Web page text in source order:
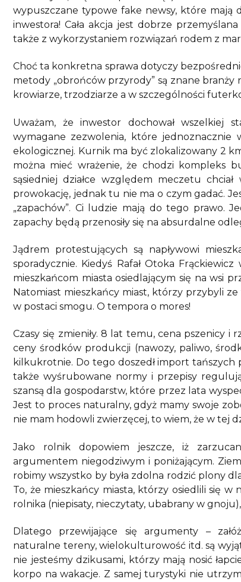
wypuszczane typowe fake newsy, które mają
inwestora! Cała akcja jest dobrze
także z wykorzystaniem rozwiązań rodem z
Choć ta konkretna sprawa dotyczy
metody „obrońców przyrody” są znane branży
krowiarze, trzodziarze a w szczególności
Uważam, że inwestor dochował wszelkiej
wymagane zezwolenia, które
ekologicznej. Kurnik ma być zlokalizowany 2
można mieć wrażenie, że chodzi kompleks
sąsiedniej działce względem meczetu
prowokację, jednak tu nie ma o czym gadać.
„zapachów”. Ci ludzie mają do tego prawo.
zapachy będą przenosiły się na absurdalne
Jądrem protestujących są napływowi
sporadycznie. Kiedyś Rafał Otoka
mieszkańcom miasta osiedlającym się na wsi
Natomiast mieszkańcy miast, którzy przybyli
w postaci smogu. O tempora o mores!
Czasy się zmieniły. 8 lat temu, cena pszenicy i
ceny środków produkcji (nawozy, paliwo,
kilkukrotnie. Do tego doszedł import tańszych
także wyśrubowane normy i przepisy
szansą dla gospodarstw, które przez lata
Jest to proces naturalny, gdyż mamy swoje
nie mam hodowli zwierzęcej, to wiem, że w tej
Jako rolnik dopowiem jeszcze, iż
argumentem niegodziwym i poniżającym.
robimy wszystko by była zdolna rodzić plony
To, że mieszkańcy miasta, którzy osiedlili się w
rolnika (niepisaty, nieczytaty, ubabrany w
Dlatego przewijające się argumenty –
naturalne tereny, wielokulturowość itd. są
nie jesteśmy dzikusami, którzy mają nosić
korpo na wakacje. Z samej turystyki nie